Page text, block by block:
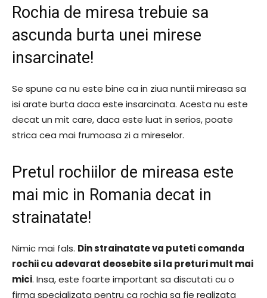
Rochia de miresa trebuie sa
ascunda burta unei mirese
insarcinate!
Se spune ca nu este bine ca in ziua nuntii mireasa sa
isi arate burta daca este insarcinata. Acesta nu este
decat un mit care, daca este luat in serios, poate
strica cea mai frumoasa zi a mireselor.
Pretul rochiilor de mireasa este
mai mic in Romania decat in
strainatate!
Nimic mai fals. Din strainatate va puteti comanda
rochii cu adevarat deosebite si la preturi mult mai
mici. Insa, este foarte important sa discutati cu o
firma specializata pentru ca rochia sa fie realizata